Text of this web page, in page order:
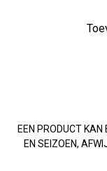
EEN PRODUCT
EN SEIZOEN,